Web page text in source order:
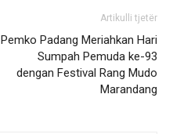
Artikulli tjetër
Pemko Padang Meriahkan Hari
Sumpah Pemuda ke-93
dengan Festival Rang Mudo
Marandang